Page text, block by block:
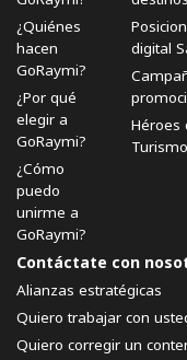
¿Quiénes
hacen
GoRaymi?
¿Por qué
elegir a
GoRaymi?
¿Cómo
puedo
unirme a
GoRaymi?
digital
Héroes
Turismo
Contáctate con
Alianzas estratégicas
Quiero trabajar con
Quiero corregir un